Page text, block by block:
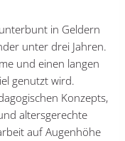
in Geldern
unter drei Jahren.
und einen langen
genutzt wird.
Konzepts,
altersgerechte
auf Augenhöhe